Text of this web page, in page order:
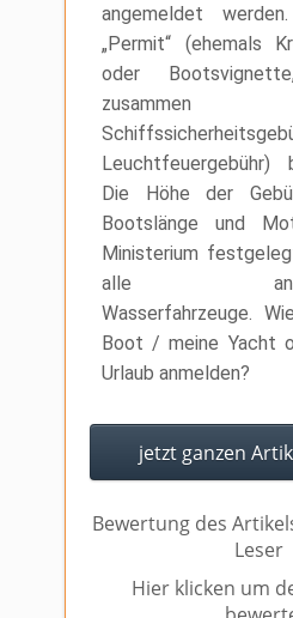
angemeldet
„Permit“ (ehemals
oder
Leuchtfeuergebühr)
Die Höhe der
Bootslänge und
Ministerium
alle
Wasserfahrzeuge.
Boot / meine Yacht
Urlaub anmelden?
jetzt ganzen
Bewertung des
Leser
Hier klicken um